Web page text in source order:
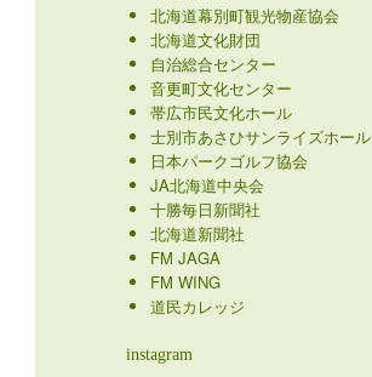
北海道幕別町観光物産協会
北海道文化財団
自治総合センター
音更町文化センター
帯広市民文化ホール
士別市あさひサンライズホール
日本パークゴルフ協会
JA北海道中央会
十勝毎日新聞社
北海道新聞社
FM JAGA
FM WING
道民カレッジ
instagram